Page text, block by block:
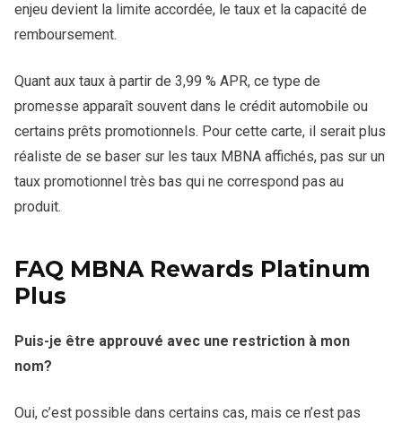
enjeu devient la limite accordée, le taux et la capacité de
remboursement.
Quant aux taux à partir de 3,99 % APR, ce type de
promesse apparaît souvent dans le crédit automobile ou
certains prêts promotionnels. Pour cette carte, il serait plus
réaliste de se baser sur les taux MBNA affichés, pas sur un
taux promotionnel très bas qui ne correspond pas au
produit.
FAQ MBNA Rewards Platinum
Plus
Puis-je être approuvé avec une restriction à mon
nom?
Oui, c’est possible dans certains cas, mais ce n’est pas